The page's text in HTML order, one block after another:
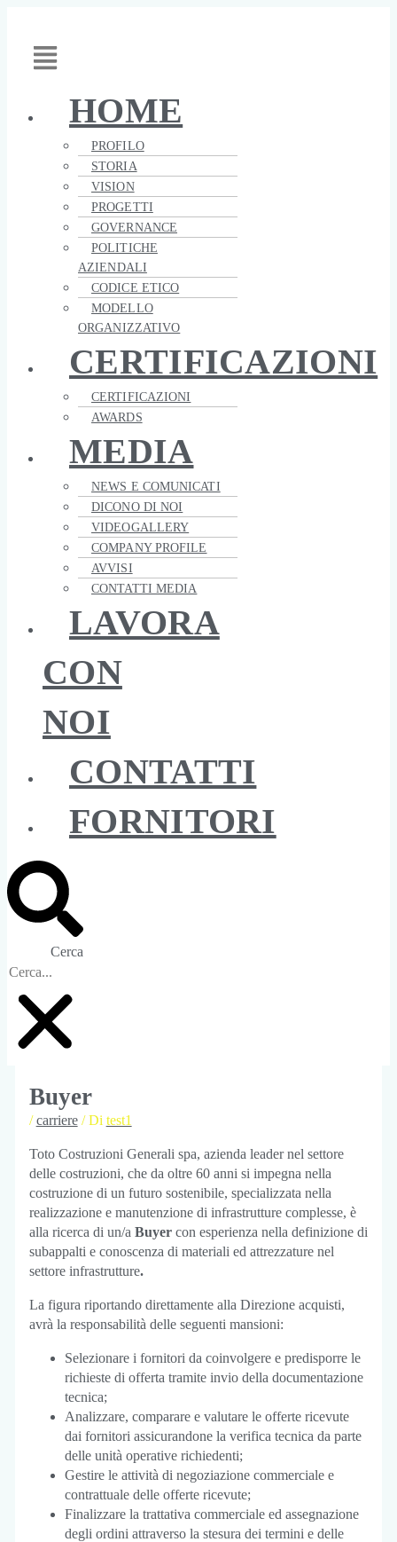
contenuto
HOME
PROFILO
STORIA
VISION
PROGETTI
GOVERNANCE
POLITICHE
AZIENDALI
CODICE ETICO
MODELLO
ORGANIZZATIVO
CERTIFICAZIONI
CERTIFICAZIONI
AWARDS
MEDIA
NEWS E COMUNICATI
DICONO DI NOI
VIDEOGALLERY
COMPANY PROFILE
AVVISI
CONTATTI MEDIA
LAVORA
CON
NOI
CONTATTI
FORNITORI
Cerca
Buyer
/carriere/ Di test1
Toto Costruzioni Generali spa, azienda leader nel settore
delle costruzioni, che da oltre 60 anni si impegna nella
costruzione di un futuro sostenibile, specializzata nella
realizzazione e manutenzione di infrastrutture complesse, è
alla ricerca di un/a Buyercon esperienza nella definizione di
subappalti e conoscenza di materiali ed attrezzature nel
settore infrastrutture.
La figura riportando direttamente alla Direzione acquisti,
avrà la responsabilità delle seguenti mansioni:
Selezionare i fornitori da coinvolgere e predisporre le
richieste di offerta tramite invio della documentazione
tecnica;
Analizzare, comparare e valutare le offerte ricevute
dai fornitori assicurandone la verifica tecnica da parte
delle unità operative richiedenti;
Gestire le attività di negoziazione commerciale e
contrattuale delle offerte ricevute;
Finalizzare la trattativa commerciale ed assegnazione
degli ordini attraverso la stesura dei termini e delle